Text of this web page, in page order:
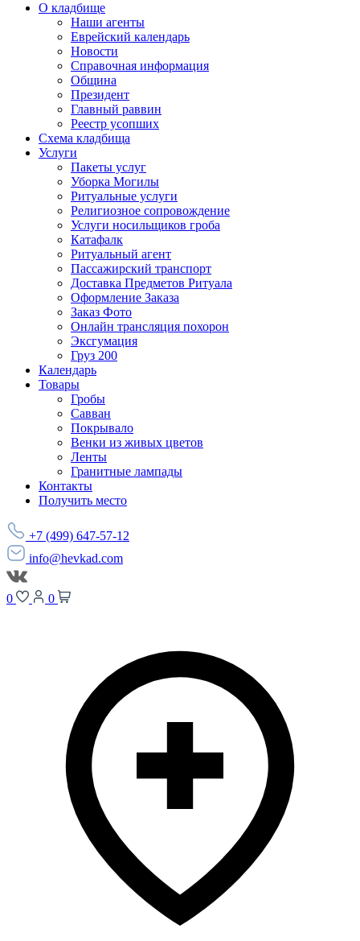
О кладбище
Наши агенты
Еврейский календарь
Новости
Справочная информация
Община
Президент
Главный раввин
Реестр усопших
Схема кладбища
Услуги
Пакеты услуг
Уборка Могилы
Ритуальные услуги
Религиозное сопровождение
Услуги носильщиков гроба
Катафалк
Ритуальный агент
Пассажирский транспорт
Доставка Предметов Ритуала
Оформление Заказа
Заказ Фото
Онлайн трансляция похорон
Эксгумация
Груз 200
Календарь
Товары
Гробы
Савван
Покрывало
Венки из живых цветов
Ленты
Гранитные лампады
Контакты
Получить место
+7 (499) 647-57-12
info@hevkad.com
0 0